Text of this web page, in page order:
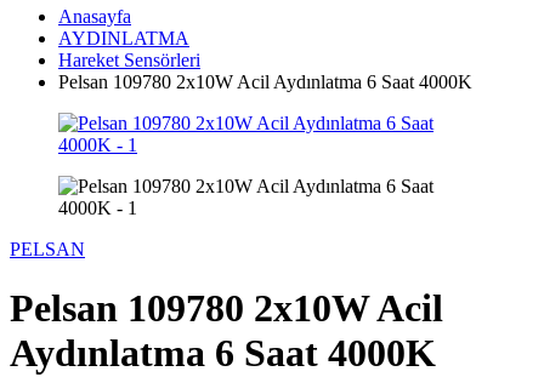
Anasayfa
AYDINLATMA
Hareket Sensörleri
Pelsan 109780 2x10W Acil Aydınlatma 6 Saat 4000K
PELSAN
Pelsan 109780 2x10W Acil
Aydınlatma 6 Saat 4000K